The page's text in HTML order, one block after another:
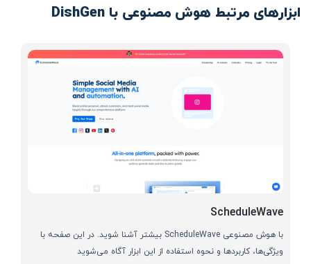
ابزارهای مرتبط هوش مصنوعی با DishGen
ScheduleWave
با هوش مصنوعی ScheduleWave بیشتر آشنا شوید. در این صفحه با
ویژگی‌ها، کاربردها و نحوه استفاده از این ابزار آگاه می‌شوید